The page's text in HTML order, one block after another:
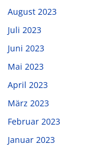
August 2023
Juli 2023
Juni 2023
Mai 2023
April 2023
März 2023
Februar 2023
Januar 2023